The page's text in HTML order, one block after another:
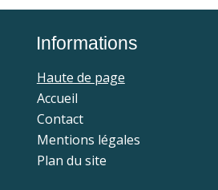
Informations
Haute de page
Accueil
Contact
Mentions légales
Plan du site